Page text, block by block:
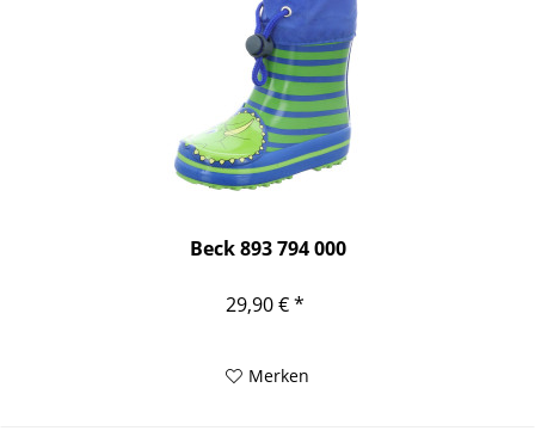
Beck 893 794 000
29,90 € *
Merken